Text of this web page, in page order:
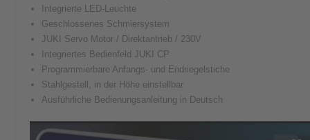
Integrierte LED-Leuchte
Geschlossenes Schmiersystem
JUKI Servo Motor / Direktantrieb / 230V
Integriertes Bedienfeld JUKI CP
Programmierbare Anfangs- und Endriegelstiche
Stahlgestell, in der Höhe einstellbar
Ausführliche Bedienungsanleitung in Deutsch